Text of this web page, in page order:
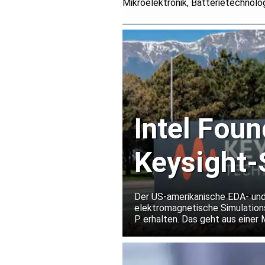
Mikroelektronik,
Intel
18A-P
Der US-amerikanische EDA-
elektromagnetische
P erhalten. Das geht aus
out unter den Bedingungen
Risiko kostspieliger